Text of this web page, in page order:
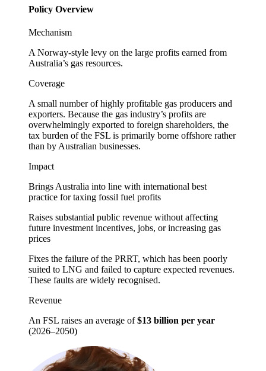
Policy Overview​​​​‌ ‍ ​‍​‍‌‍ ‌ ​‍‌‍‍‌‌‍‌ ‌‍‍‌‌‍ ‍​‍​‍​ ‍‍​‍​‍‌ ​ ‌‍​‌‌‍ ‍‌‍‍‌‌ ‌​‌ ‍‌​‍ ‍‌‍‍‌‌‍ ​‍​‍​‍ ​​‍​‍‌‍‍​‌ ​‍‌‍‌‌‌‍‌‍​‍​‍​ ‍‍​‍​‍‌‍‍​‌ ‌​‌ ‌​‌ ​​​ ‍‍​‍ ​‍ ‌‍ ​‌‍ ‌‍​ ‌‍​‌‌‍ ​‌‍‍​‌‍ ‌ ​ ‌ ‌​​ ‍‍​ ​ ​ ​ ​ ​ ​ ​ ​‍ ‌‍‍‌‌‍ ‍‌ ‌​‌‍‌‌‌‍ ‍‌ ‌​​‍ ‌‍‌‌‌‍‌​‌‍‍‌‌ ‌​​‍ ‌‍ ‌‌‍ ‌‍‌​‌‍‌‌​ ‌‌ ​​‌ ​‍‌‍‌‌‌ ​ ‌‍‌‌‌‍ ‍‌ ‌​‌‍​‌‌ ‌​‌‍‍‌‌‍ ‌‍ ‍​ ‍ ‌‍‍‌‌‍‌​​ ‌​ ​ ​ ​‍​ ​​‌‍‌​​ ​​‌‍‌‌​ ‍​‌‍​‌​‍ ‌​ ‌​​ ​‌​ ​‍‌‍​‌​‍ ‌​ ‌​​ ‌​​ ‌‌​ ​ ​‍ ‌‌‍​‍​ ​‌​ ‌​​ ​ ​‍ ‌​ ‌‍‌‍‌‌‌‍‌‌‌‍‌​​ ‌ ‌‍​‍‌‍​ ‌‍​‌‌‍‌‍​ ‌‌‌‍​ ‌‍‌‍​ ‍ ‌ ‌​‌ ‍‌‌ ​​‌‍‌‌​ ‌‌‍ ‍‌‍‌‌‌ ‌ ‌ ​ ​ ‍ ‌ ​​‌‍​‌‌ ‌​‌‍‍​​ ‌‌‍​ ‌‍ ‌‍ ‍‌ ‌​‌‍‌‌‌‍ ‍‌ ‌​​‍‌‌​ ‌‌‌​​‍‌‌ ‌‍‍ ‌‍‌‌‌ ‍‌​‍‌‌​ ​ ‌​‌​​‍‌‌​ ​ ‌​‌​​‍‌‌​ ​‍​ ​‍​ ‌​​ ‍​​ ​‌​ ​ ​ ​‌​ ​ ​ ‌ ‌‍​ ​ ​‌​ ‌​​ ​ ‌‍​‌​‍‌‌​ ​‍​ ​‍​‍‌‌​ ‌‌‌​‌​​‍ ‍‌ ‌​‌‍‍‌‌ ‌​‌‍ ​‌‍‌‌​ ‌‍​‍‌‍​‌‌ ​ ‌‍‌‌‌‌‌‌‌ ​‍‌‍ ​​ ‌‌‍‍​‌ ‌​‌ ‌​‌ ​​​‍‌‌​ ​ ‌​​‌​‍‌‌​ ​‍‌​‌‍​‍‌‌​ ​‍‌​‌‍‌‍ ​‌‍ ‌‍​ ‌‍​‌‌‍ ​‌‍‍​‌‍ ‌ ​ ‌ ‌​​‍‌‌​ ​ ‌​​‌​ ​ ​ ​ ​ ​ ​ ​ ​‍‌‍‌‍‍‌‌‍‌​​ ‌​ ​ ​ ​‍​ ​​‌‍‌​​ ​​‌‍‌‌​ ‍​‌‍​‌​‍ ‌​ ‌​​ ​‌​ ​‍‌‍​‌​‍ ‌​ ‌​​ ‌​​ ‌‌​ ​ ​‍ ‌‌‍​‍​ ​‌​ ‌​​ ​ ​‍ ‌​ ‌‍‌‍‌‌‌‍‌‌‌‍‌​​ ‌ ‌‍​‍‌‍​ ‌‍​‌‌‍‌‍​ ‌‌‌‍​ ‌‍‌‍​‍‌‍‌ ‌​‌ ‍‌‌ ​​‌‍‌‌​ ‌‌‍ ‍‌‍‌‌‌ ‌ ‌ ​ ​‍‌‍‌ ​​‌‍​‌‌ ‌​‌‍‍​​ ‌‌‍​ ‌‍ ‌‍ ‍‌ ‌​‌‍‌‌‌‍ ‍‌ ‌​​‍‌‌​ ‌‌‌​​‍‌‌ ‌‍‍ ‌‍‌‌‌ ‍‌​‍‌‌​ ​ ‌​‌​​‍‌‌​ ​ ‌​‌​​‍‌‌​ ​‍​ ​‍​ ‌​​ ‍​​ ​‌​ ​ ​ ​‌​ ​ ​ ‌ ‌‍​ ​ ​‌​ ‌​​ ​ ‌‍​‌​‍‌‌​ ​‍​ ​‍​‍‌‌​ ‌‌‌​‌​​‍ ‍‌ ‌​‌‍‍‌‌ ‌​‌‍ ​‌‍‌‌​‍‌‍‌ ​​‌‍‌‌‌ ​‍‌ ​ ‌ ​​‌‍‌‌‌‍​ ‌ ‌​‌‍‍‌‌ ‌‍‌‍‌‌​ ‌‌ ​​‌ ‌‌‌‍​‍‌‍ ​‌‍‍‌‌ ​ ‌‍‍​‌‍‌‌‌‍‌​​‍​‍‌ ‌
Mechanism
A Norway-style levy on the large profits earned from
Australia’s gas resources.​​​​‌ ‍ ​‍​‍‌‍ ‌ ​‍‌‍‍‌‌‍‌ ‌‍‍‌‌‍ ‍​‍​‍​ ‍‍​‍​‍‌ ​ ‌‍​‌‌‍ ‍‌‍‍‌‌ ‌​‌ ‍‌​‍ ‍‌‍‍‌‌‍ ​‍​‍​‍ ​​‍​‍‌‍‍​‌ ​‍‌‍‌‌‌‍‌‍​‍​‍​ ‍‍​‍​‍‌‍‍​‌ ‌​‌ ‌​‌ ​​​ ‍‍​‍ ​‍ ‌‍ ​‌‍ ‌‍​ ‌‍​‌‌‍ ​‌‍‍​‌‍ ‌ ​ ‌ ‌​​ ‍‍​ ​ ​ ​ ​ ​ ​ ​ ​‍ ‌‍‍‌‌‍ ‍‌ ‌​‌‍‌‌‌‍ ‍‌ ‌​​‍ ‌‍‌‌‌‍‌​‌‍‍‌‌ ‌​​‍ ‌‍ ‌‌‍ ‌‍‌​‌‍‌‌​ ‌‌ ​​‌ ​‍‌‍‌‌‌ ​ ‌‍‌‌‌‍ ‍‌ ‌​‌‍​‌‌ ‌​‌‍‍‌‌‍ ‌‍ ‍​ ‍ ‌‍‍‌‌‍‌​​ ‌​ ​ ​ ​‍​ ​​‌‍‌​​ ​​‌‍‌‌​ ‍​‌‍​‌​‍ ‌​ ‌​​ ​‌​ ​‍‌‍​‌​‍ ‌​ ‌​​ ‌​​ ‌‌​ ​ ​‍ ‌‌‍​‍​ ​‌​ ‌​​ ​ ​‍ ‌​ ‌‍‌‍‌‌‌‍‌‌‌‍‌​​ ‌ ‌‍​‍‌‍​ ‌‍​‌‌‍‌‍​ ‌‌‌‍​ ‌‍‌‍​ ‍ ‌ ‌​‌ ‍‌‌ ​​‌‍‌‌​ ‌‌‍ ‍‌‍‌‌‌ ‌ ‌ ​ ​ ‍ ‌ ​​‌‍​‌‌ ‌​‌‍‍​​ ‌‌‍​ ‌‍ ‌‍ ‍‌ ‌​‌‍‌‌‌‍ ‍‌ ‌​​‍‌‌​ ‌‌‌​​‍‌‌ ‌‍‍ ‌‍‌‌‌ ‍‌​‍‌‌​ ​ ‌​‌​​‍‌‌​ ​ ‌​‌​​‍‌‌​ ​‍​ ​‍​ ‌​​ ‍​​ ​‌​ ​ ​ ​‌​ ​ ​ ‌ ‌‍​ ​ ​‌​ ‌​​ ​ ‌‍​‌​‍‌‌​ ​‍​ ​‍​‍‌‌​ ‌‌‌​‌​​‍ ‍‌ ​‍‌‍ ‌ ‌ ‌ ​ ​‍‌‌​ ‌‌‌​​‍‌‌ ‌‍‍ ‌‍‌‌‌ ‍‌​‍‌‌​ ​ ‌​‌​​‍‌‌​ ​ ‌​‌​​‍‌‌​ ​‍​ ​‍​ ‌ ​ ‌‌​ ​‍​ ‌​​ ‍‌‌‍‌‌‌‍‌‌‌‍​‌‌‍‌‌​ ‍​​ ​ ​ ​‌​‍‌‌​ ​‍​ ​‍​‍‌‌​ ‌‌‌​‌​​‍ ‍‌ ‌‍‌‍​‌‌‍ ​‌ ‌‌‌‍‌‌​‍‌‌​ ‌‌‌​​‍‌‌ ‌‍‍ ‌‍‌‌‌ ‍‌​‍‌‌​ ​ ‌​‌​​‍‌‌​ ​ ‌​‌​​‍‌‌​ ​‍​ ​‍​ ​‍‌‍‌​​ ​ ​ ‌ ​ ‌ ​ ‌‌‌‍‌‍​ ‌ ​ ​‌​ ‌ ‌‍​‍​ ‍‌​‍‌‌​ ​‍​ ​‍​‍‌‌​ ‌‌‌​‌​​‍ ‍‌‍​ ‌‍‍​‌‍‍‌‌‍ ​‌‍‌​‌ ​‍‌‍‌‌‌‍ ‍​‍‌‌​ ‌‌‌​​‍‌‌ ‌‍‍ ‌‍‌‌‌ ‍‌​‍‌‌​ ​ ‌​‌​​‍‌‌​ ​ ‌​‌​​‍‌‌​ ​‍​ ​‍​ ‌‌​ ‌‍‌‍​‌​ ​‍‌‍​‍‌‍‌‌​ ​ ‌‍​‍​ ‌​​ ‍​‌‍‌‌​ ‌‌​‍‌‌​ ​‍​ ​‍​‍‌‌​ ‌‌‌​‌​​‍ ‍‌ ‌​‌‍‌‌‌ ‍​‌ ‌​​ ‌‍​‍‌‍​‌‌ ​ ‌‍‌‌‌‌‌‌‌ ​‍‌‍ ​​ ‌‌‍‍​‌ ‌​‌ ‌​‌ ​​​‍‌‌​ ​ ‌​​‌​‍‌‌​ ​‍‌​‌‍​‍‌‌​ ​‍‌​‌‍‌‍ ​‌‍ ‌‍​ ‌‍​‌‌‍ ​‌‍‍​‌‍ ‌ ​ ‌ ‌​​‍‌‌​ ​ ‌​​‌​ ​ ​ ​ ​ ​ ​ ​ ​‍‌‍‌‍‍‌‌‍‌​​ ‌​ ​ ​ ​‍​ ​​‌‍‌​​ ​​‌‍‌‌​ ‍​‌‍​‌​‍ ‌​ ‌​​ ​‌​ ​‍‌‍​‌​‍ ‌​ ‌​​ ‌​​ ‌‌​ ​ ​‍ ‌‌‍​‍​ ​‌​ ‌​​ ​ ​‍ ‌​ ‌‍‌‍‌‌‌‍‌‌‌‍‌​​ ‌ ‌‍​‍‌‍​ ‌‍​‌‌‍‌‍​ ‌‌‌‍​ ‌‍‌‍​‍‌‍‌ ‌​‌ ‍‌‌ ​​‌‍‌‌​ ‌‌‍ ‍‌‍‌‌‌ ‌ ‌ ​ ​‍‌‍‌ ​​‌‍​‌‌ ‌​‌‍‍​​ ‌‌‍​ ‌‍ ‌‍ ‍‌ ‌​‌‍‌‌‌‍ ‍‌ ‌​​‍‌‌​ ‌‌‌​​‍‌‌ ‌‍‍ ‌‍‌‌‌ ‍‌​‍‌‌​ ​ ‌​‌​​‍‌‌​ ​ ‌​‌​​‍‌‌​ ​‍​ ​‍​ ‌​​ ‍​​ ​‌​ ​ ​ ​‌​ ​ ​ ‌ ‌‍​ ​ ​‌​ ‌​​ ​ ‌‍​‌​‍‌‌​ ​‍​ ​‍​‍‌‌​ ‌‌‌​‌​​‍ ‍‌ ​‍‌‍ ‌ ‌ ‌ ​ ​‍‌‌​ ‌‌‌​​‍‌‌ ‌‍‍ ‌‍‌‌‌ ‍‌​‍‌‌​ ​ ‌​‌​​‍‌‌​ ​ ‌​‌​​‍‌‌​ ​‍​ ​‍​ ‌ ​ ‌‌​ ​‍​ ‌​​ ‍‌‌‍‌‌‌‍‌‌‌‍​‌‌‍‌‌​ ‍​​ ​ ​ ​‌​‍‌‌​ ​‍​ ​‍​‍‌‌​ ‌‌‌​‌​​‍ ‍‌ ‌‍‌‍​‌‌‍ ​‌ ‌‌‌‍‌‌​‍‌‌​ ‌‌‌​​‍‌‌ ‌‍‍ ‌‍‌‌‌ ‍‌​‍‌‌​ ​ ‌​‌​​‍‌‌​ ​ ‌​‌​​‍‌‌​ ​‍​ ​‍​ ​‍‌‍‌​​ ​ ​ ‌ ​ ‌ ​ ‌‌‌‍‌‍​ ‌ ​ ​‌​ ‌ ‌‍​‍​ ‍‌​‍‌‌​ ​‍​ ​‍​‍‌‌​ ‌‌‌​‌​​‍ ‍‌‍​ ‌‍‍​‌‍‍‌‌‍ ​‌‍‌​‌ ​‍‌‍‌‌‌‍ ‍​‍‌‌​ ‌‌‌​​‍‌‌ ‌‍‍ ‌‍‌‌‌ ‍‌​‍‌‌​ ​ ‌​‌​​‍‌‌​ ​ ‌​‌​​‍‌‌​ ​‍​ ​‍​ ‌‌​ ‌‍‌‍​‌​ ​‍‌‍​‍‌‍‌‌​ ​ ‌‍​‍​ ‌​​ ‍​‌‍‌‌​ ‌‌​‍‌‌​ ​‍​ ​‍​‍‌‌​ ‌‌‌​‌​​‍ ‍‌ ‌​‌‍‌‌‌ ‍​‌ ‌​​‍‌‍‌ ​​‌‍‌‌‌ ​‍‌ ​ ‌ ​​‌‍‌‌‌‍​ ‌ ‌​‌‍‍‌‌ ‌‍‌‍‌‌​ ‌‌ ​​‌ ‌‌‌‍​‍‌‍ ​‌‍‍‌‌ ​ ‌‍‍​‌‍‌‌‌‍‌​​‍​‍‌ ‌
Coverage
A small number of highly profitable gas producers and
exporters. Because the gas industry’s profits are
overwhelmingly exported to foreign shareholders, the
tax burden of the FSL is primarily borne offshore rather
than by Australian businesses.​​​​‌ ‍ ​‍​‍‌‍ ‌ ​‍‌‍‍‌‌‍‌ ‌‍‍‌‌‍ ‍​‍​‍​ ‍‍​‍​‍‌ ​ ‌‍​‌‌‍ ‍‌‍‍‌‌ ‌​‌ ‍‌​‍ ‍‌‍‍‌‌‍ ​‍​‍​‍ ​​‍​‍‌‍‍​‌ ​‍‌‍‌‌‌‍‌‍​‍​‍​ ‍‍​‍​‍‌‍‍​‌ ‌​‌ ‌​‌ ​​​ ‍‍​‍ ​‍ ‌‍ ​‌‍ ‌‍​ ‌‍​‌‌‍ ​‌‍‍​‌‍ ‌ ​ ‌ ‌​​ ‍‍​ ​ ​ ​ ​ ​ ​ ​ ​‍ ‌‍‍‌‌‍ ‍‌ ‌​‌‍‌‌‌‍ ‍‌ ‌​​‍ ‌‍‌‌‌‍‌​‌‍‍‌‌ ‌​​‍ ‌‍ ‌‌‍ ‌‍‌​‌‍‌‌​ ‌‌ ​​‌ ​‍‌‍‌‌‌ ​ ‌‍‌‌‌‍ ‍‌ ‌​‌‍​‌‌ ‌​‌‍‍‌‌‍ ‌‍ ‍​ ‍ ‌‍‍‌‌‍‌​​ ‌​ ​ ​ ​‍​ ​​‌‍‌​​ ​​‌‍‌‌​ ‍​‌‍​‌​‍ ‌​ ‌​​ ​‌​ ​‍‌‍​‌​‍ ‌​ ‌​​ ‌​​ ‌‌​ ​ ​‍ ‌‌‍​‍​ ​‌​ ‌​​ ​ ​‍ ‌​ ‌‍‌‍‌‌‌‍‌‌‌‍‌​​ ‌ ‌‍​‍‌‍​ ‌‍​‌‌‍‌‍​ ‌‌‌‍​ ‌‍‌‍​ ‍ ‌ ‌​‌ ‍‌‌ ​​‌‍‌‌​ ‌‌‍ ‍‌‍‌‌‌ ‌ ‌ ​ ​ ‍ ‌ ​​‌‍​‌‌ ‌​‌‍‍​​ ‌‌‍​ ‌‍ ‌‍ ‍‌ ‌​‌‍‌‌‌‍ ‍‌ ‌​​‍‌‌​ ‌‌‌​​‍‌‌ ‌‍‍ ‌‍‌‌‌ ‍‌​‍‌‌​ ​ ‌​‌​​‍‌‌​ ​ ‌​‌​​‍‌‌​ ​‍​ ​‍​ ‌​​ ‍​​ ​‌​ ​ ​ ​‌​ ​ ​ ‌ ‌‍​ ​ ​‌​ ‌​​ ​ ‌‍​‌​‍‌‌​ ​‍​ ​‍​‍‌‌​ ‌‌‌​‌​​‍ ‍‌ ​‍‌‍ ‌ ‌ ‌ ​ ​‍‌‌​ ‌‌‌​​‍‌‌ ‌‍‍ ‌‍‌‌‌ ‍‌​‍‌‌​ ​ ‌​‌​​‍‌‌​ ​ ‌​‌​​‍‌‌​ ​‍​ ​‍​ ​‍​ ​‌​ ‌‍​ ​‍‌‍​ ​ ​‍​ ‍‌​ ‍​​ ‍‌​ ​‍​ ​​​ ‌‌​‍‌‌​ ​‍​ ​‍​‍‌‌​ ‌‌‌​‌​​‍ ‍‌ ‌‍‌‍​‌‌‍ ​‌ ‌‌‌‍‌‌​‍‌‌​ ‌‌‌​​‍‌‌ ‌‍‍ ‌‍‌‌‌ ‍‌​‍‌‌​ ​ ‌​‌​​‍‌‌​ ​ ‌​‌​​‍‌‌​ ​‍​ ​‍​ ​‍​ ‌ ​ ​‌​ ​ ​ ‌ ​ ‍‌‌‍​‌​ ‌​‌‍‌‍‌‍‌‌​ ​‍‌‍​‌​‍‌‌​ ​‍​ ​‍​‍‌‌​ ‌‌‌​‌​​‍ ‍‌‍​ ‌‍‍​‌‍‍‌‌‍ ​‌‍‌​‌ ​‍‌‍‌‌‌‍ ‍​‍‌‌​ ‌‌‌​​‍‌‌ ‌‍‍ ‌‍‌‌‌ ‍‌​‍‌‌​ ​ ‌​‌​​‍‌‌​ ​ ‌​‌​​‍‌‌​ ​‍​ ​‍​ ​‌‌‍‌‍‌‍‌‍‌‍‌‌​ ​ ‌‍​ ​ ​ ​ ​​​ ‌‌​ ​‌‌‍‌​​ ‌‍​‍‌‌​ ​‍​ ​‍​‍‌‌​ ‌‌‌​‌​​‍ ‍‌ ‌​‌‍‌‌‌ ‍​‌ ‌​​ ‌‍​‍‌‍​‌‌ ​ ‌‍‌‌‌‌‌‌‌ ​‍‌‍ ​​ ‌‌‍‍​‌ ‌​‌ ‌​‌ ​​​‍‌‌​ ​ ‌​​‌​‍‌‌​ ​‍‌​‌‍​‍‌‌​ ​‍‌​‌‍‌‍ ​‌‍ ‌‍​ ‌‍​‌‌‍ ​‌‍‍​‌‍ ‌ ​ ‌ ‌​​‍‌‌​ ​ ‌​​‌​ ​ ​ ​ ​ ​ ​ ​ ​‍‌‍‌‍‍‌‌‍‌​​ ‌​ ​ ​ ​‍​ ​​‌‍‌​​ ​​‌‍‌‌​ ‍​‌‍​‌​‍ ‌​ ‌​​ ​‌​ ​‍‌‍​‌​‍ ‌​ ‌​​ ‌​​ ‌‌​ ​ ​‍ ‌‌‍​‍​ ​‌​ ‌​​ ​ ​‍ ‌​ ‌‍‌‍‌‌‌‍‌‌‌‍‌​​ ‌ ‌‍​‍‌‍​ ‌‍​‌‌‍‌‍​ ‌‌‌‍​ ‌‍‌‍​‍‌‍‌ ‌​‌ ‍‌‌ ​​‌‍‌‌​ ‌‌‍ ‍‌‍‌‌‌ ‌ ‌ ​ ​‍‌‍‌ ​​‌‍​‌‌ ‌​‌‍‍​​ ‌‌‍​ ‌‍ ‌‍ ‍‌ ‌​‌‍‌‌‌‍ ‍‌ ‌​​‍‌‌​ ‌‌‌​​‍‌‌ ‌‍‍ ‌‍‌‌‌ ‍‌​‍‌‌​ ​ ‌​‌​​‍‌‌​ ​ ‌​‌​​‍‌‌​ ​‍​ ​‍​ ‌​​ ‍​​ ​‌​ ​ ​ ​‌​ ​ ​ ‌ ‌‍​ ​ ​‌​ ‌​​ ​ ‌‍​‌​‍‌‌​ ​‍​ ​‍​‍‌‌​ ‌‌‌​‌​​‍ ‍‌ ​‍‌‍ ‌ ‌ ‌ ​ ​‍‌‌​ ‌‌‌​​‍‌‌ ‌‍‍ ‌‍‌‌‌ ‍‌​‍‌‌​ ​ ‌​‌​​‍‌‌​ ​ ‌​‌​​‍‌‌​ ​‍​ ​‍​ ​‍​ ​‌​ ‌‍​ ​‍‌‍​ ​ ​‍​ ‍‌​ ‍​​ ‍‌​ ​‍​ ​​​ ‌‌​‍‌‌​ ​‍​ ​‍​‍‌‌​ ‌‌‌​‌​​‍ ‍‌ ‌‍‌‍​‌‌‍ ​‌ ‌‌‌‍‌‌​‍‌‌​ ‌‌‌​​‍‌‌ ‌‍‍ ‌‍‌‌‌ ‍‌​‍‌‌​ ​ ‌​‌​​‍‌‌​ ​ ‌​‌​​‍‌‌​ ​‍​ ​‍​ ​‍​ ‌ ​ ​‌​ ​ ​ ‌ ​ ‍‌‌‍​‌​ ‌​‌‍‌‍‌‍‌‌​ ​‍‌‍​‌​‍‌‌​ ​‍​ ​‍​‍‌‌​ ‌‌‌​‌​​‍ ‍‌‍​ ‌‍‍​‌‍‍‌‌‍ ​‌‍‌​‌ ​‍‌‍‌‌‌‍ ‍​‍‌‌​ ‌‌‌​​‍‌‌ ‌‍‍ ‌‍‌‌‌ ‍‌​‍‌‌​ ​ ‌​‌​​‍‌‌​ ​ ‌​‌​​‍‌‌​ ​‍​ ​‍​ ​‌‌‍‌‍‌‍‌‍‌‍‌‌​ ​ ‌‍​ ​ ​ ​ ​​​ ‌‌​ ​‌‌‍‌​​ ‌‍​‍‌‌​ ​‍​ ​‍​‍‌‌​ ‌‌‌​‌​​‍ ‍‌ ‌​‌‍‌‌‌ ‍​‌ ‌​​‍‌‍‌ ​​‌‍‌‌‌ ​‍‌ ​ ‌ ​​‌‍‌‌‌‍​ ‌ ‌​‌‍‍‌‌ ‌‍‌‍‌‌​ ‌‌ ​​‌ ‌‌‌‍​‍‌‍ ​‌‍‍‌‌ ​ ‌‍‍​‌‍‌‌‌‍‌​​‍​‍‌ ‌
Impact
Brings Australia into line with international best
practice for taxing fossil fuel profits​​​​‌ ‍ ​‍​‍‌‍ ‌ ​‍‌‍‍‌‌‍‌ ‌‍‍‌‌‍ ‍​‍​‍​ ‍‍​‍​‍‌ ​ ‌‍​‌‌‍ ‍‌‍‍‌‌ ‌​‌ ‍‌​‍ ‍‌‍‍‌‌‍ ​‍​‍​‍ ​​‍​‍‌‍‍​‌ ​‍‌‍‌‌‌‍‌‍​‍​‍​ ‍‍​‍​‍‌‍‍​‌ ‌​‌ ‌​‌ ​​​ ‍‍​‍ ​‍ ‌‍ ​‌‍ ‌‍​ ‌‍​‌‌‍ ​‌‍‍​‌‍ ‌ ​ ‌ ‌​​ ‍‍​ ​ ​ ​ ​ ​ ​ ​ ​‍ ‌‍‍‌‌‍ ‍‌ ‌​‌‍‌‌‌‍ ‍‌ ‌​​‍ ‌‍‌‌‌‍‌​‌‍‍‌‌ ‌​​‍ ‌‍ ‌‌‍ ‌‍‌​‌‍‌‌​ ‌‌ ​​‌ ​‍‌‍‌‌‌ ​ ‌‍‌‌‌‍ ‍‌ ‌​‌‍​‌‌ ‌​‌‍‍‌‌‍ ‌‍ ‍​ ‍ ‌‍‍‌‌‍‌​​ ‌​ ​ ​ ​‍​ ​​‌‍‌​​ ​​‌‍‌‌​ ‍​‌‍​‌​‍ ‌​ ‌​​ ​‌​ ​‍‌‍​‌​‍ ‌​ ‌​​ ‌​​ ‌‌​ ​ ​‍ ‌‌‍​‍​ ​‌​ ‌​​ ​ ​‍ ‌​ ‌‍‌‍‌‌‌‍‌‌‌‍‌​​ ‌ ‌‍​‍‌‍​ ‌‍​‌‌‍‌‍​ ‌‌‌‍​ ‌‍‌‍​ ‍ ‌ ‌​‌ ‍‌‌ ​​‌‍‌‌​ ‌‌‍ ‍‌‍‌‌‌ ‌ ‌ ​ ​ ‍ ‌ ​​‌‍​‌‌ ‌​‌‍‍​​ ‌‌‍​ ‌‍ ‌‍ ‍‌ ‌​‌‍‌‌‌‍ ‍‌ ‌​​‍‌‌​ ‌‌‌​​‍‌‌ ‌‍‍ ‌‍‌‌‌ ‍‌​‍‌‌​ ​ ‌​‌​​‍‌‌​ ​ ‌​‌​​‍‌‌​ ​‍​ ​‍​ ‌​​ ‍​​ ​‌​ ​ ​ ​‌​ ​ ​ ‌ ‌‍​ ​ ​‌​ ‌​​ ​ ‌‍​‌​‍‌‌​ ​‍​ ​‍​‍‌‌​ ‌‌‌​‌​​‍ ‍‌ ​‍‌‍ ‌ ‌ ‌ ​ ​‍‌‌​ ‌‌‌​​‍‌‌ ‌‍‍ ‌‍‌‌‌ ‍‌​‍‌‌​ ​ ‌​‌​​‍‌‌​ ​ ‌​‌​​‍‌‌​ ​‍​ ​‍‌‍‌‌‌‍‌‌​ ​​​ ​‍‌‍‌‍​ ‌​​ ​ ​ ‌​‌‍​‌‌‍​ ​ ​‍​ ​ ​‍‌‌​ ​‍​ ​‍​‍‌‌​ ‌‌‌​‌​​‍ ‍‌ ‌‍‌‍​‌‌‍ ​‌ ‌‌‌‍‌‌​‍‌‌​ ‌‌‌​​‍‌‌ ‌‍‍ ‌‍‌‌‌ ‍‌​‍‌‌​ ​ ‌​‌​​‍‌‌​ ​ ‌​‌​​‍‌‌​ ​‍​ ​‍‌‍​‍​ ‍‌‌‍‌‍​ ‌​‌‍‌‌​ ‍​​ ​ ‌‍​‌​ ‍‌​ ​ ‌‍​‍​ ‍​​‍‌‌​ ​‍​ ​‍​‍‌‌​ ‌‌‌​‌​​‍ ‍‌‍​ ‌‍‍​‌‍‍‌‌‍ ​‌‍‌​‌ ​‍‌‍‌‌‌‍ ‍​‍‌‌​ ‌‌‌​​‍‌‌ ‌‍‍ ‌‍‌‌‌ ‍‌​‍‌‌​ ​ ‌​‌​​‍‌‌​ ​ ‌​‌​​‍‌‌​ ​‍​ ​‍​ ‌ ​ ​​‌‍‌‌​ ‍​​ ​ ‌‍​‍‌‍​‌​ ‌ ​ ‌​​ ‌ ​ ‌‍‌‍‌​​‍‌‌​ ​‍​ ​‍​‍‌‌​ ‌‌‌​‌​​‍ ‍‌ ‌​‌‍‌‌‌ ‍​‌ ‌​​ ‌‍​‍‌‍​‌‌ ​ ‌‍‌‌‌‌‌‌‌ ​‍‌‍ ​​ ‌‌‍‍​‌ ‌​‌ ‌​‌ ​​​‍‌‌​ ​ ‌​​‌​‍‌‌​ ​‍‌​‌‍​‍‌‌​ ​‍‌​‌‍‌‍ ​‌‍ ‌‍​ ‌‍​‌‌‍ ​‌‍‍​‌‍ ‌ ​ ‌ ‌​​‍‌‌​ ​ ‌​​‌​ ​ ​ ​ ​ ​ ​ ​ ​‍‌‍‌‍‍‌‌‍‌​​ ‌​ ​ ​ ​‍​ ​​‌‍‌​​ ​​‌‍‌‌​ ‍​‌‍​‌​‍ ‌​ ‌​​ ​‌​ ​‍‌‍​‌​‍ ‌​ ‌​​ ‌​​ ‌‌​ ​ ​‍ ‌‌‍​‍​ ​‌​ ‌​​ ​ ​‍ ‌​ ‌‍‌‍‌‌‌‍‌‌‌‍‌​​ ‌ ‌‍​‍‌‍​ ‌‍​‌‌‍‌‍​ ‌‌‌‍​ ‌‍‌‍​‍‌‍‌ ‌​‌ ‍‌‌ ​​‌‍‌‌​ ‌‌‍ ‍‌‍‌‌‌ ‌ ‌ ​ ​‍‌‍‌ ​​‌‍​‌‌ ‌​‌‍‍​​ ‌‌‍​ ‌‍ ‌‍ ‍‌ ‌​‌‍‌‌‌‍ ‍‌ ‌​​‍‌‌​ ‌‌‌​​‍‌‌ ‌‍‍ ‌‍‌‌‌ ‍‌​‍‌‌​ ​ ‌​‌​​‍‌‌​ ​ ‌​‌​​‍‌‌​ ​‍​ ​‍​ ‌​​ ‍​​ ​‌​ ​ ​ ​‌​ ​ ​ ‌ ‌‍​ ​ ​‌​ ‌​​ ​ ‌‍​‌​‍‌‌​ ​‍​ ​‍​‍‌‌​ ‌‌‌​‌​​‍ ‍‌ ​‍‌‍ ‌ ‌ ‌ ​ ​‍‌‌​ ‌‌‌​​‍‌‌ ‌‍‍ ‌‍‌‌‌ ‍‌​‍‌‌​ ​ ‌​‌​​‍‌‌​ ​ ‌​‌​​‍‌‌​ ​‍​ ​‍‌‍‌‌‌‍‌‌​ ​​​ ​‍‌‍‌‍​ ‌​​ ​ ​ ‌​‌‍​‌‌‍​ ​ ​‍​ ​ ​‍‌‌​ ​‍​ ​‍​‍‌‌​ ‌‌‌​‌​​‍ ‍‌ ‌‍‌‍​‌‌‍ ​‌ ‌‌‌‍‌‌​‍‌‌​ ‌‌‌​​‍‌‌ ‌‍‍ ‌‍‌‌‌ ‍‌​‍‌‌​ ​ ‌​‌​​‍‌‌​ ​ ‌​‌​​‍‌‌​ ​‍​ ​‍‌‍​‍​ ‍‌‌‍‌‍​ ‌​‌‍‌‌​ ‍​​ ​ ‌‍​‌​ ‍‌​ ​ ‌‍​‍​ ‍​​‍‌‌​ ​‍​ ​‍​‍‌‌​ ‌‌‌​‌​​‍ ‍‌‍​ ‌‍‍​‌‍‍‌‌‍ ​‌‍‌​‌ ​‍‌‍‌‌‌‍ ‍​‍‌‌​ ‌‌‌​​‍‌‌ ‌‍‍ ‌‍‌‌‌ ‍‌​‍‌‌​ ​ ‌​‌​​‍‌‌​ ​ ‌​‌​​‍‌‌​ ​‍​ ​‍​ ‌ ​ ​​‌‍‌‌​ ‍​​ ​ ‌‍​‍‌‍​‌​ ‌ ​ ‌​​ ‌ ​ ‌‍‌‍‌​​‍‌‌​ ​‍​ ​‍​‍‌‌​ ‌‌‌​‌​​‍ ‍‌ ‌​‌‍‌‌‌ ‍​‌ ‌​​‍‌‍‌ ​​‌‍‌‌‌ ​‍‌ ​ ‌ ​​‌‍‌‌‌‍​ ‌ ‌​‌‍‍‌‌ ‌‍‌‍‌‌​ ‌‌ ​​‌ ‌‌‌‍​‍‌‍ ​‌‍‍‌‌ ​ ‌‍‍​‌‍‌‌‌‍‌​​‍​‍‌ ‌
Raises substantial public revenue without affecting
future investment incentives, jobs, or increasing gas
prices​​​​‌ ‍ ​‍​‍‌‍ ‌ ​‍‌‍‍‌‌‍‌ ‌‍‍‌‌‍ ‍​‍​‍​ ‍‍​‍​‍‌ ​ ‌‍​‌‌‍ ‍‌‍‍‌‌ ‌​‌ ‍‌​‍ ‍‌‍‍‌‌‍ ​‍​‍​‍ ​​‍​‍‌‍‍​‌ ​‍‌‍‌‌‌‍‌‍​‍​‍​ ‍‍​‍​‍‌‍‍​‌ ‌​‌ ‌​‌ ​​​ ‍‍​‍ ​‍ ‌‍ ​‌‍ ‌‍​ ‌‍​‌‌‍ ​‌‍‍​‌‍ ‌ ​ ‌ ‌​​ ‍‍​ ​ ​ ​ ​ ​ ​ ​ ​‍ ‌‍‍‌‌‍ ‍‌ ‌​‌‍‌‌‌‍ ‍‌ ‌​​‍ ‌‍‌‌‌‍‌​‌‍‍‌‌ ‌​​‍ ‌‍ ‌‌‍ ‌‍‌​‌‍‌‌​ ‌‌ ​​‌ ​‍‌‍‌‌‌ ​ ‌‍‌‌‌‍ ‍‌ ‌​‌‍​‌‌ ‌​‌‍‍‌‌‍ ‌‍ ‍​ ‍ ‌‍‍‌‌‍‌​​ ‌​ ​ ​ ​‍​ ​​‌‍‌​​ ​​‌‍‌‌​ ‍​‌‍​‌​‍ ‌​ ‌​​ ​‌​ ​‍‌‍​‌​‍ ‌​ ‌​​ ‌​​ ‌‌​ ​ ​‍ ‌‌‍​‍​ ​‌​ ‌​​ ​ ​‍ ‌​ ‌‍‌‍‌‌‌‍‌‌‌‍‌​​ ‌ ‌‍​‍‌‍​ ‌‍​‌‌‍‌‍​ ‌‌‌‍​ ‌‍‌‍​ ‍ ‌ ‌​‌ ‍‌‌ ​​‌‍‌‌​ ‌‌‍ ‍‌‍‌‌‌ ‌ ‌ ​ ​ ‍ ‌ ​​‌‍​‌‌ ‌​‌‍‍​​ ‌‌‍​ ‌‍ ‌‍ ‍‌ ‌​‌‍‌‌‌‍ ‍‌ ‌​​‍‌‌​ ‌‌‌​​‍‌‌ ‌‍‍ ‌‍‌‌‌ ‍‌​‍‌‌​ ​ ‌​‌​​‍‌‌​ ​ ‌​‌​​‍‌‌​ ​‍​ ​‍​ ‌​​ ‍​​ ​‌​ ​ ​ ​‌​ ​ ​ ‌ ‌‍​ ​ ​‌​ ‌​​ ​ ‌‍​‌​‍‌‌​ ​‍​ ​‍​‍‌‌​ ‌‌‌​‌​​‍ ‍‌ ​‍‌‍ ‌ ‌ ‌ ​ ​‍‌‌​ ‌‌‌​​‍‌‌ ‌‍‍ ‌‍‌‌‌ ‍‌​‍‌‌​ ​ ‌​‌​​‍‌‌​ ​ ‌​‌​​‍‌‌​ ​‍​ ​‍‌‍‌‌‌‍‌‌​ ​​​ ​‍‌‍‌‍​ ‌​​ ​ ​ ‌​‌‍​‌‌‍​ ​ ​‍​ ​ ​‍‌‌​ ​‍​ ​‍​‍‌‌​ ‌‌‌​‌​​‍ ‍‌ ‌‍‌‍​‌‌‍ ​‌ ‌‌‌‍‌‌​‍‌‌​ ‌‌‌​​‍‌‌ ‌‍‍ ‌‍‌‌‌ ‍‌​‍‌‌​ ​ ‌​‌​​‍‌‌​ ​ ‌​‌​​‍‌‌​ ​‍​ ​‍‌‍‌‍​ ​​‌‍​ ‌‍‌​‌‍‌‌​ ‌​​ ​‌‌‍‌‍​ ​‍‌‍‌‍‌‍‌​​ ‍‌​‍‌‌​ ​‍​ ​‍​‍‌‌​ ‌‌‌​‌​​‍ ‍‌‍​ ‌‍‍​‌‍‍‌‌‍ ​‌‍‌​‌ ​‍‌‍‌‌‌‍ ‍​‍‌‌​ ‌‌‌​​‍‌‌ ‌‍‍ ‌‍‌‌‌ ‍‌​‍‌‌​ ​ ‌​‌​​‍‌‌​ ​ ‌​‌​​‍‌‌​ ​‍​ ​‍​ ‌ ​ ​​‌‍‌‌​ ‍​​ ​ ‌‍​‍‌‍​‌​ ‌ ​ ‌​​ ‌ ​ ‌‍‌‍‌​​‍‌‌​ ​‍​ ​‍​‍‌‌​ ‌‌‌​‌​​‍ ‍‌ ‌​‌‍‌‌‌ ‍​‌ ‌​​ ‌‍​‍‌‍​‌‌ ​ ‌‍‌‌‌‌‌‌‌ ​‍‌‍ ​​ ‌‌‍‍​‌ ‌​‌ ‌​‌ ​​​‍‌‌​ ​ ‌​​‌​‍‌‌​ ​‍‌​‌‍​‍‌‌​ ​‍‌​‌‍‌‍ ​‌‍ ‌‍​ ‌‍​‌‌‍ ​‌‍‍​‌‍ ‌ ​ ‌ ‌​​‍‌‌​ ​ ‌​​‌​ ​ ​ ​ ​ ​ ​ ​ ​‍‌‍‌‍‍‌‌‍‌​​ ‌​ ​ ​ ​‍​ ​​‌‍‌​​ ​​‌‍‌‌​ ‍​‌‍​‌​‍ ‌​ ‌​​ ​‌​ ​‍‌‍​‌​‍ ‌​ ‌​​ ‌​​ ‌‌​ ​ ​‍ ‌‌‍​‍​ ​‌​ ‌​​ ​ ​‍ ‌​ ‌‍‌‍‌‌‌‍‌‌‌‍‌​​ ‌ ‌‍​‍‌‍​ ‌‍​‌‌‍‌‍​ ‌‌‌‍​ ‌‍‌‍​‍‌‍‌ ‌​‌ ‍‌‌ ​​‌‍‌‌​ ‌‌‍ ‍‌‍‌‌‌ ‌ ‌ ​ ​‍‌‍‌ ​​‌‍​‌‌ ‌​‌‍‍​​ ‌‌‍​ ‌‍ ‌‍ ‍‌ ‌​‌‍‌‌‌‍ ‍‌ ‌​​‍‌‌​ ‌‌‌​​‍‌‌ ‌‍‍ ‌‍‌‌‌ ‍‌​‍‌‌​ ​ ‌​‌​​‍‌‌​ ​ ‌​‌​​‍‌‌​ ​‍​ ​‍​ ‌​​ ‍​​ ​‌​ ​ ​ ​‌​ ​ ​ ‌ ‌‍​ ​ ​‌​ ‌​​ ​ ‌‍​‌​‍‌‌​ ​‍​ ​‍​‍‌‌​ ‌‌‌​‌​​‍ ‍‌ ​‍‌‍ ‌ ‌ ‌ ​ ​‍‌‌​ ‌‌‌​​‍‌‌ ‌‍‍ ‌‍‌‌‌ ‍‌​‍‌‌​ ​ ‌​‌​​‍‌‌​ ​ ‌​‌​​‍‌‌​ ​‍​ ​‍‌‍‌‌‌‍‌‌​ ​​​ ​‍‌‍‌‍​ ‌​​ ​ ​ ‌​‌‍​‌‌‍​ ​ ​‍​ ​ ​‍‌‌​ ​‍​ ​‍​‍‌‌​ ‌‌‌​‌​​‍ ‍‌ ‌‍‌‍​‌‌‍ ​‌ ‌‌‌‍‌‌​‍‌‌​ ‌‌‌​​‍‌‌ ‌‍‍ ‌‍‌‌‌ ‍‌​‍‌‌​ ​ ‌​‌​​‍‌‌​ ​ ‌​‌​​‍‌‌​ ​‍​ ​‍‌‍‌‍​ ​​‌‍​ ‌‍‌​‌‍‌‌​ ‌​​ ​‌‌‍‌‍​ ​‍‌‍‌‍‌‍‌​​ ‍‌​‍‌‌​ ​‍​ ​‍​‍‌‌​ ‌‌‌​‌​​‍ ‍‌‍​ ‌‍‍​‌‍‍‌‌‍ ​‌‍‌​‌ ​‍‌‍‌‌‌‍ ‍​‍‌‌​ ‌‌‌​​‍‌‌ ‌‍‍ ‌‍‌‌‌ ‍‌​‍‌‌​ ​ ‌​‌​​‍‌‌​ ​ ‌​‌​​‍‌‌​ ​‍​ ​‍​ ‌ ​ ​​‌‍‌‌​ ‍​​ ​ ‌‍​‍‌‍​‌​ ‌ ​ ‌​​ ‌ ​ ‌‍‌‍‌​​‍‌‌​ ​‍​ ​‍​‍‌‌​ ‌‌‌​‌​​‍ ‍‌ ‌​‌‍‌‌‌ ‍​‌ ‌​​‍‌‍‌ ​​‌‍‌‌‌ ​‍‌ ​ ‌ ​​‌‍‌‌‌‍​ ‌ ‌​‌‍‍‌‌ ‌‍‌‍‌‌​ ‌‌ ​​‌ ‌‌‌‍​‍‌‍ ​‌‍‍‌‌ ​ ‌‍‍​‌‍‌‌‌‍‌​​‍​‍‌ ‌
Fixes the failure of the PRRT, which has been poorly
suited to LNG and failed to capture expected revenues.
These faults are widely recognised.​​​​‌ ‍ ​‍​‍‌‍ ‌ ​‍‌‍‍‌‌‍‌ ‌‍‍‌‌‍ ‍​‍​‍​ ‍‍​‍​‍‌ ​ ‌‍​‌‌‍ ‍‌‍‍‌‌ ‌​‌ ‍‌​‍ ‍‌‍‍‌‌‍ ​‍​‍​‍ ​​‍​‍‌‍‍​‌ ​‍‌‍‌‌‌‍‌‍​‍​‍​ ‍‍​‍​‍‌‍‍​‌ ‌​‌ ‌​‌ ​​​ ‍‍​‍ ​‍ ‌‍ ​‌‍ ‌‍​ ‌‍​‌‌‍ ​‌‍‍​‌‍ ‌ ​ ‌ ‌​​ ‍‍​ ​ ​ ​ ​ ​ ​ ​ ​‍ ‌‍‍‌‌‍ ‍‌ ‌​‌‍‌‌‌‍ ‍‌ ‌​​‍ ‌‍‌‌‌‍‌​‌‍‍‌‌ ‌​​‍ ‌‍ ‌‌‍ ‌‍‌​‌‍‌‌​ ‌‌ ​​‌ ​‍‌‍‌‌‌ ​ ‌‍‌‌‌‍ ‍‌ ‌​‌‍​‌‌ ‌​‌‍‍‌‌‍ ‌‍ ‍​ ‍ ‌‍‍‌‌‍‌​​ ‌​ ​ ​ ​‍​ ​​‌‍‌​​ ​​‌‍‌‌​ ‍​‌‍​‌​‍ ‌​ ‌​​ ​‌​ ​‍‌‍​‌​‍ ‌​ ‌​​ ‌​​ ‌‌​ ​ ​‍ ‌‌‍​‍​ ​‌​ ‌​​ ​ ​‍ ‌​ ‌‍‌‍‌‌‌‍‌‌‌‍‌​​ ‌ ‌‍​‍‌‍​ ‌‍​‌‌‍‌‍​ ‌‌‌‍​ ‌‍‌‍​ ‍ ‌ ‌​‌ ‍‌‌ ​​‌‍‌‌​ ‌‌‍ ‍‌‍‌‌‌ ‌ ‌ ​ ​ ‍ ‌ ​​‌‍​‌‌ ‌​‌‍‍​​ ‌‌‍​ ‌‍ ‌‍ ‍‌ ‌​‌‍‌‌‌‍ ‍‌ ‌​​‍‌‌​ ‌‌‌​​‍‌‌ ‌‍‍ ‌‍‌‌‌ ‍‌​‍‌‌​ ​ ‌​‌​​‍‌‌​ ​ ‌​‌​​‍‌‌​ ​‍​ ​‍​ ‌​​ ‍​​ ​‌​ ​ ​ ​‌​ ​ ​ ‌ ‌‍​ ​ ​‌​ ‌​​ ​ ‌‍​‌​‍‌‌​ ​‍​ ​‍​‍‌‌​ ‌‌‌​‌​​‍ ‍‌ ​‍‌‍ ‌ ‌ ‌ ​ ​‍‌‌​ ‌‌‌​​‍‌‌ ‌‍‍ ‌‍‌‌‌ ‍‌​‍‌‌​ ​ ‌​‌​​‍‌‌​ ​ ‌​‌​​‍‌‌​ ​‍​ ​‍‌‍‌‌‌‍‌‌​ ​​​ ​‍‌‍‌‍​ ‌​​ ​ ​ ‌​‌‍​‌‌‍​ ​ ​‍​ ​ ​‍‌‌​ ​‍​ ​‍​‍‌‌​ ‌‌‌​‌​​‍ ‍‌ ‌‍‌‍​‌‌‍ ​‌ ‌‌‌‍‌‌​‍‌‌​ ‌‌‌​​‍‌‌ ‌‍‍ ‌‍‌‌‌ ‍‌​‍‌‌​ ​ ‌​‌​​‍‌‌​ ​ ‌​‌​​‍‌‌​ ​‍​ ​‍​ ‌ ​ ‌‌​ ‌‍‌‍‌‍​ ‌​‌‍‌​‌‍​ ‌‍​‍​ ‌‌‌‍​‍​ ‌​​ ‌ ​‍‌‌​ ​‍​ ​‍​‍‌‌​ ‌‌‌​‌​​‍ ‍‌‍​ ‌‍‍​‌‍‍‌‌‍ ​‌‍‌​‌ ​‍‌‍‌‌‌‍ ‍​‍‌‌​ ‌‌‌​​‍‌‌ ‌‍‍ ‌‍‌‌‌ ‍‌​‍‌‌​ ​ ‌​‌​​‍‌‌​ ​ ‌​‌​​‍‌‌​ ​‍​ ​‍​ ‌ ​ ​​‌‍‌‌​ ‍​​ ​ ‌‍​‍‌‍​‌​ ‌ ​ ‌​​ ‌ ​ ‌‍‌‍‌​​‍‌‌​ ​‍​ ​‍​‍‌‌​ ‌‌‌​‌​​‍ ‍‌ ‌​‌‍‌‌‌ ‍​‌ ‌​​ ‌‍​‍‌‍​‌‌ ​ ‌‍‌‌‌‌‌‌‌ ​‍‌‍ ​​ ‌‌‍‍​‌ ‌​‌ ‌​‌ ​​​‍‌‌​ ​ ‌​​‌​‍‌‌​ ​‍‌​‌‍​‍‌‌​ ​‍‌​‌‍‌‍ ​‌‍ ‌‍​ ‌‍​‌‌‍ ​‌‍‍​‌‍ ‌ ​ ‌ ‌​​‍‌‌​ ​ ‌​​‌​ ​ ​ ​ ​ ​ ​ ​ ​‍‌‍‌‍‍‌‌‍‌​​ ‌​ ​ ​ ​‍​ ​​‌‍‌​​ ​​‌‍‌‌​ ‍​‌‍​‌​‍ ‌​ ‌​​ ​‌​ ​‍‌‍​‌​‍ ‌​ ‌​​ ‌​​ ‌‌​ ​ ​‍ ‌‌‍​‍​ ​‌​ ‌​​ ​ ​‍ ‌​ ‌‍‌‍‌‌‌‍‌‌‌‍‌​​ ‌ ‌‍​‍‌‍​ ‌‍​‌‌‍‌‍​ ‌‌‌‍​ ‌‍‌‍​‍‌‍‌ ‌​‌ ‍‌‌ ​​‌‍‌‌​ ‌‌‍ ‍‌‍‌‌‌ ‌ ‌ ​ ​‍‌‍‌ ​​‌‍​‌‌ ‌​‌‍‍​​ ‌‌‍​ ‌‍ ‌‍ ‍‌ ‌​‌‍‌‌‌‍ ‍‌ ‌​​‍‌‌​ ‌‌‌​​‍‌‌ ‌‍‍ ‌‍‌‌‌ ‍‌​‍‌‌​ ​ ‌​‌​​‍‌‌​ ​ ‌​‌​​‍‌‌​ ​‍​ ​‍​ ‌​​ ‍​​ ​‌​ ​ ​ ​‌​ ​ ​ ‌ ‌‍​ ​ ​‌​ ‌​​ ​ ‌‍​‌​‍‌‌​ ​‍​ ​‍​‍‌‌​ ‌‌‌​‌​​‍ ‍‌ ​‍‌‍ ‌ ‌ ‌ ​ ​‍‌‌​ ‌‌‌​​‍‌‌ ‌‍‍ ‌‍‌‌‌ ‍‌​‍‌‌​ ​ ‌​‌​​‍‌‌​ ​ ‌​‌​​‍‌‌​ ​‍​ ​‍‌‍‌‌‌‍‌‌​ ​​​ ​‍‌‍‌‍​ ‌​​ ​ ​ ‌​‌‍​‌‌‍​ ​ ​‍​ ​ ​‍‌‌​ ​‍​ ​‍​‍‌‌​ ‌‌‌​‌​​‍ ‍‌ ‌‍‌‍​‌‌‍ ​‌ ‌‌‌‍‌‌​‍‌‌​ ‌‌‌​​‍‌‌ ‌‍‍ ‌‍‌‌‌ ‍‌​‍‌‌​ ​ ‌​‌​​‍‌‌​ ​ ‌​‌​​‍‌‌​ ​‍​ ​‍​ ‌ ​ ‌‌​ ‌‍‌‍‌‍​ ‌​‌‍‌​‌‍​ ‌‍​‍​ ‌‌‌‍​‍​ ‌​​ ‌ ​‍‌‌​ ​‍​ ​‍​‍‌‌​ ‌‌‌​‌​​‍ ‍‌‍​ ‌‍‍​‌‍‍‌‌‍ ​‌‍‌​‌ ​‍‌‍‌‌‌‍ ‍​‍‌‌​ ‌‌‌​​‍‌‌ ‌‍‍ ‌‍‌‌‌ ‍‌​‍‌‌​ ​ ‌​‌​​‍‌‌​ ​ ‌​‌​​‍‌‌​ ​‍​ ​‍​ ‌ ​ ​​‌‍‌‌​ ‍​​ ​ ‌‍​‍‌‍​‌​ ‌ ​ ‌​​ ‌ ​ ‌‍‌‍‌​​‍‌‌​ ​‍​ ​‍​‍‌‌​ ‌‌‌​‌​​‍ ‍‌ ‌​‌‍‌‌‌ ‍​‌ ‌​​‍‌‍‌ ​​‌‍‌‌‌ ​‍‌ ​ ‌ ​​‌‍‌‌‌‍​ ‌ ‌​‌‍‍‌‌ ‌‍‌‍‌‌​ ‌‌ ​​‌ ‌‌‌‍​‍‌‍ ​‌‍‍‌‌ ​ ‌‍‍​‌‍‌‌‌‍‌​​‍​‍‌ ‌
Revenue
An FSL raises an average of ​​​​‌ ‍ ​‍​‍‌‍ ‌ ​‍‌‍‍‌‌‍‌ ‌‍‍‌‌‍ ‍​‍​‍​ ‍‍​‍​‍‌ ​ ‌‍​‌‌‍ ‍‌‍‍‌‌ ‌​‌ ‍‌​‍ ‍‌‍‍‌‌‍ ​‍​‍​‍ ​​‍​‍‌‍‍​‌ ​‍‌‍‌‌‌‍‌‍​‍​‍​ ‍‍​‍​‍‌‍‍​‌ ‌​‌ ‌​‌ ​​​ ‍‍​‍ ​‍ ‌‍ ​‌‍ ‌‍​ ‌‍​‌‌‍ ​‌‍‍​‌‍ ‌ ​ ‌ ‌​​ ‍‍​ ​ ​ ​ ​ ​ ​ ​ ​‍ ‌‍‍‌‌‍ ‍‌ ‌​‌‍‌‌‌‍ ‍‌ ‌​​‍ ‌‍‌‌‌‍‌​‌‍‍‌‌ ‌​​‍ ‌‍ ‌‌‍ ‌‍‌​‌‍‌‌​ ‌‌ ​​‌ ​‍‌‍‌‌‌ ​ ‌‍‌‌‌‍ ‍‌ ‌​‌‍​‌‌ ‌​‌‍‍‌‌‍ ‌‍ ‍​ ‍ ‌‍‍‌‌‍‌​​ ‌​ ​ ​ ​‍​ ​​‌‍‌​​ ​​‌‍‌‌​ ‍​‌‍​‌​‍ ‌​ ‌​​ ​‌​ ​‍‌‍​‌​‍ ‌​ ‌​​ ‌​​ ‌‌​ ​ ​‍ ‌‌‍​‍​ ​‌​ ‌​​ ​ ​‍ ‌​ ‌‍‌‍‌‌‌‍‌‌‌‍‌​​ ‌ ‌‍​‍‌‍​ ‌‍​‌‌‍‌‍​ ‌‌‌‍​ ‌‍‌‍​ ‍ ‌ ‌​‌ ‍‌‌ ​​‌‍‌‌​ ‌‌‍ ‍‌‍‌‌‌ ‌ ‌ ​ ​ ‍ ‌ ​​‌‍​‌‌ ‌​‌‍‍​​ ‌‌‍​ ‌‍ ‌‍ ‍‌ ‌​‌‍‌‌‌‍ ‍‌ ‌​​‍‌‌​ ‌‌‌​​‍‌‌ ‌‍‍ ‌‍‌‌‌ ‍‌​‍‌‌​ ​ ‌​‌​​‍‌‌​ ​ ‌​‌​​‍‌‌​ ​‍​ ​‍​ ‌​​ ‍​​ ​‌​ ​ ​ ​‌​ ​ ​ ‌ ‌‍​ ​ ​‌​ ‌​​ ​ ‌‍​‌​‍‌‌​ ​‍​ ​‍​‍‌‌​ ‌‌‌​‌​​‍ ‍‌ ​‍‌‍ ‌ ‌ ‌ ​ ​‍‌‌​ ‌‌‌​​‍‌‌ ‌‍‍ ‌‍‌‌‌ ‍‌​‍‌‌​ ​ ‌​‌​​‍‌‌​ ​ ‌​‌​​‍‌‌​ ​‍​ ​‍​ ‌‌‌‍‌‌​ ‍‌​ ‌ ​ ‌‌​ ‍‌​ ‍​‌‍‌‌​ ‌‌​ ​‍​ ‍​‌‍‌​​‍‌‌​ ​‍​ ​‍​‍‌‌​ ‌‌‌​‌​​‍ ‍‌ ‌‍‌‍​‌‌‍ ​‌ ‌‌‌‍‌‌​‍‌‌​ ‌‌‌​​‍‌‌ ‌‍‍ ‌‍‌‌‌ ‍‌​‍‌‌​ ​ ‌​‌​​‍‌‌​ ​ ‌​‌​​‍‌‌​ ​‍​ ​‍​ ​ ‌‍‌‌​ ​ ​ ‌‌​ ‍​​ ‌‍​ ‍‌‌‍‌‌​ ‌‌​ ‌‌‌‍‌‍‌‍‌​​‍‌‌​ ​‍​ ​‍​‍‌‌​ ‌‌‌​‌​​‍ ‍‌‍​ ‌‍‍​‌‍‍‌‌‍ ​‌‍‌​‌ ​‍‌‍‌‌‌‍ ‍​‍‌‌​ ‌‌‌​​‍‌‌ ‌‍‍ ‌‍‌‌‌ ‍‌​‍‌‌​ ​ ‌​‌​​‍‌‌​ ​ ‌​‌​​‍‌‌​ ​‍​ ​‍‌‍​‍‌‍​‌‌‍​‍​ ​‍​ ​​​ ​​​ ‍‌​ ​ ​ ‍​​ ​​‌‍​ ‌‍​‌​‍‌‌​ ​‍​ ​‍​‍‌‌​ ‌‌‌​‌​​‍ ‍‌ ‌​‌‍‌‌‌ ‍​‌ ‌​​ ‌‍​‍‌‍​‌‌ ​ ‌‍‌‌‌‌‌‌‌ ​‍‌‍ ​​ ‌‌‍‍​‌ ‌​‌ ‌​‌ ​​​‍‌‌​ ​ ‌​​‌​‍‌‌​ ​‍‌​‌‍​‍‌‌​ ​‍‌​‌‍‌‍ ​‌‍ ‌‍​ ‌‍​‌‌‍ ​‌‍‍​‌‍ ‌ ​ ‌ ‌​​‍‌‌​ ​ ‌​​‌​ ​ ​ ​ ​ ​ ​ ​ ​‍‌‍‌‍‍‌‌‍‌​​ ‌​ ​ ​ ​‍​ ​​‌‍‌​​ ​​‌‍‌‌​ ‍​‌‍​‌​‍ ‌​ ‌​​ ​‌​ ​‍‌‍​‌​‍ ‌​ ‌​​ ‌​​ ‌‌​ ​ ​‍ ‌‌‍​‍​ ​‌​ ‌​​ ​ ​‍ ‌​ ‌‍‌‍‌‌‌‍‌‌‌‍‌​​ ‌ ‌‍​‍‌‍​ ‌‍​‌‌‍‌‍​ ‌‌‌‍​ ‌‍‌‍​‍‌‍‌ ‌​‌ ‍‌‌ ​​‌‍‌‌​ ‌‌‍ ‍‌‍‌‌‌ ‌ ‌ ​ ​‍‌‍‌ ​​‌‍​‌‌ ‌​‌‍‍​​ ‌‌‍​ ‌‍ ‌‍ ‍‌ ‌​‌‍‌‌‌‍ ‍‌ ‌​​‍‌‌​ ‌‌‌​​‍‌‌ ‌‍‍ ‌‍‌‌‌ ‍‌​‍‌‌​ ​ ‌​‌​​‍‌‌​ ​ ‌​‌​​‍‌‌​ ​‍​ ​‍​ ‌​​ ‍​​ ​‌​ ​ ​ ​‌​ ​ ​ ‌ ‌‍​ ​ ​‌​ ‌​​ ​ ‌‍​‌​‍‌‌​ ​‍​ ​‍​‍‌‌​ ‌‌‌​‌​​‍ ‍‌ ​‍‌‍ ‌ ‌ ‌ ​ ​‍‌‌​ ‌‌‌​​‍‌‌ ‌‍‍ ‌‍‌‌‌ ‍‌​‍‌‌​ ​ ‌​‌​​‍‌‌​ ​ ‌​‌​​‍‌‌​ ​‍​ ​‍​ ‌‌‌‍‌‌​ ‍‌​ ‌ ​ ‌‌​ ‍‌​ ‍​‌‍‌‌​ ‌‌​ ​‍​ ‍​‌‍‌​​‍‌‌​ ​‍​ ​‍​‍‌‌​ ‌‌‌​‌​​‍ ‍‌ ‌‍‌‍​‌‌‍ ​‌ ‌‌‌‍‌‌​‍‌‌​ ‌‌‌​​‍‌‌ ‌‍‍ ‌‍‌‌‌ ‍‌​‍‌‌​ ​ ‌​‌​​‍‌‌​ ​ ‌​‌​​‍‌‌​ ​‍​ ​‍​ ​ ‌‍‌‌​ ​ ​ ‌‌​ ‍​​ ‌‍​ ‍‌‌‍‌‌​ ‌‌​ ‌‌‌‍‌‍‌‍‌​​‍‌‌​ ​‍​ ​‍​‍‌‌​ ‌‌‌​‌​​‍ ‍‌‍​ ‌‍‍​‌‍‍‌‌‍ ​‌‍‌​‌ ​‍‌‍‌‌‌‍ ‍​‍‌‌​ ‌‌‌​​‍‌‌ ‌‍‍ ‌‍‌‌‌ ‍‌​‍‌‌​ ​ ‌​‌​​‍‌‌​ ​ ‌​‌​​‍‌‌​ ​‍​ ​‍‌‍​‍‌‍​‌‌‍​‍​ ​‍​ ​​​ ​​​ ‍‌​ ​ ​ ‍​​ ​​‌‍​ ‌‍​‌​‍‌‌​ ​‍​ ​‍​‍‌‌​ ‌‌‌​‌​​‍ ‍‌ ‌​‌‍‌‌‌ ‍​‌ ‌​​‍‌‍‌ ​​‌‍‌‌‌ ​‍‌ ​ ‌ ​​‌‍‌‌‌‍​ ‌ ‌​‌‍‍‌‌ ‌‍‌‍‌‌​ ‌‌ ​​‌ ‌‌‌‍​‍‌‍ ​‌‍‍‌‌ ​ ‌‍‍​‌‍‌‌‌‍‌​​‍​‍‌ ‌$13 billion per year​​​​‌ ‍ ​‍​‍‌‍ ‌ ​‍‌‍‍‌‌‍‌ ‌‍‍‌‌‍ ‍​‍​‍​ ‍‍​‍​‍‌ ​ ‌‍​‌‌‍ ‍‌‍‍‌‌ ‌​‌ ‍‌​‍ ‍‌‍‍‌‌‍ ​‍​‍​‍ ​​‍​‍‌‍‍​‌ ​‍‌‍‌‌‌‍‌‍​‍​‍​ ‍‍​‍​‍‌‍‍​‌ ‌​‌ ‌​‌ ​​​ ‍‍​‍ ​‍ ‌‍ ​‌‍ ‌‍​ ‌‍​‌‌‍ ​‌‍‍​‌‍ ‌ ​ ‌ ‌​​ ‍‍​ ​ ​ ​ ​ ​ ​ ​ ​‍ ‌‍‍‌‌‍ ‍‌ ‌​‌‍‌‌‌‍ ‍‌ ‌​​‍ ‌‍‌‌‌‍‌​‌‍‍‌‌ ‌​​‍ ‌‍ ‌‌‍ ‌‍‌​‌‍‌‌​ ‌‌ ​​‌ ​‍‌‍‌‌‌ ​ ‌‍‌‌‌‍ ‍‌ ‌​‌‍​‌‌ ‌​‌‍‍‌‌‍ ‌‍ ‍​ ‍ ‌‍‍‌‌‍‌​​ ‌​ ​ ​ ​‍​ ​​‌‍‌​​ ​​‌‍‌‌​ ‍​‌‍​‌​‍ ‌​ ‌​​ ​‌​ ​‍‌‍​‌​‍ ‌​ ‌​​ ‌​​ ‌‌​ ​ ​‍ ‌‌‍​‍​ ​‌​ ‌​​ ​ ​‍ ‌​ ‌‍‌‍‌‌‌‍‌‌‌‍‌​​ ‌ ‌‍​‍‌‍​ ‌‍​‌‌‍‌‍​ ‌‌‌‍​ ‌‍‌‍​ ‍ ‌ ‌​‌ ‍‌‌ ​​‌‍‌‌​ ‌‌‍ ‍‌‍‌‌‌ ‌ ‌ ​ ​ ‍ ‌ ​​‌‍​‌‌ ‌​‌‍‍​​ ‌‌‍​ ‌‍ ‌‍ ‍‌ ‌​‌‍‌‌‌‍ ‍‌ ‌​​‍‌‌​ ‌‌‌​​‍‌‌ ‌‍‍ ‌‍‌‌‌ ‍‌​‍‌‌​ ​ ‌​‌​​‍‌‌​ ​ ‌​‌​​‍‌‌​ ​‍​ ​‍​ ‌​​ ‍​​ ​‌​ ​ ​ ​‌​ ​ ​ ‌ ‌‍​ ​ ​‌​ ‌​​ ​ ‌‍​‌​‍‌‌​ ​‍​ ​‍​‍‌‌​ ‌‌‌​‌​​‍ ‍‌ ​‍‌‍ ‌ ‌ ‌ ​ ​‍‌‌​ ‌‌‌​​‍‌‌ ‌‍‍ ‌‍‌‌‌ ‍‌​‍‌‌​ ​ ‌​‌​​‍‌‌​ ​ ‌​‌​​‍‌‌​ ​‍​ ​‍​ ‌‌‌‍‌‌​ ‍‌​ ‌ ​ ‌‌​ ‍‌​ ‍​‌‍‌‌​ ‌‌​ ​‍​ ‍​‌‍‌​​‍‌‌​ ​‍​ ​‍​‍‌‌​ ‌‌‌​‌​​‍ ‍‌ ‌‍‌‍​‌‌‍ ​‌ ‌‌‌‍‌‌​‍‌‌​ ‌‌‌​​‍‌‌ ‌‍‍ ‌‍‌‌‌ ‍‌​‍‌‌​ ​ ‌​‌​​‍‌‌​ ​ ‌​‌​​‍‌‌​ ​‍​ ​‍​ ​ ‌‍‌‌​ ​ ​ ‌‌​ ‍​​ ‌‍​ ‍‌‌‍‌‌​ ‌‌​ ‌‌‌‍‌‍‌‍‌​​‍‌‌​ ​‍​ ​‍​‍‌‌​ ‌‌‌​‌​​‍ ‍‌‍​ ‌‍‍​‌‍‍‌‌‍ ​‌‍‌​‌ ​‍‌‍‌‌‌‍ ‍​‍‌‌​ ‌‌‌​​‍‌‌ ‌‍‍ ‌‍‌‌‌ ‍‌​‍‌‌​ ​ ‌​‌​​‍‌‌​ ​ ‌​‌​​‍‌‌​ ​‍​ ​‍‌‍​ ​ ​ ​ ‍​​ ‌ ‌‍​‌‌‍​‍​ ​‍​ ‌‌‌‍​‌‌‍‌‍‌‍​‍​ ​ ​‍‌‌​ ​‍​ ​‍​‍‌‌​ ‌‌‌​‌​​‍ ‍‌ ‌​‌‍‌‌‌ ‍​‌ ‌​​ ‌‍​‍‌‍​‌‌ ​ ‌‍‌‌‌‌‌‌‌ ​‍‌‍ ​​ ‌‌‍‍​‌ ‌​‌ ‌​‌ ​​​‍‌‌​ ​ ‌​​‌​‍‌‌​ ​‍‌​‌‍​‍‌‌​ ​‍‌​‌‍‌‍ ​‌‍ ‌‍​ ‌‍​‌‌‍ ​‌‍‍​‌‍ ‌ ​ ‌ ‌​​‍‌‌​ ​ ‌​​‌​ ​ ​ ​ ​ ​ ​ ​ ​‍‌‍‌‍‍‌‌‍‌​​ ‌​ ​ ​ ​‍​ ​​‌‍‌​​ ​​‌‍‌‌​ ‍​‌‍​‌​‍ ‌​ ‌​​ ​‌​ ​‍‌‍​‌​‍ ‌​ ‌​​ ‌​​ ‌‌​ ​ ​‍ ‌‌‍​‍​ ​‌​ ‌​​ ​ ​‍ ‌​ ‌‍‌‍‌‌‌‍‌‌‌‍‌​​ ‌ ‌‍​‍‌‍​ ‌‍​‌‌‍‌‍​ ‌‌‌‍​ ‌‍‌‍​‍‌‍‌ ‌​‌ ‍‌‌ ​​‌‍‌‌​ ‌‌‍ ‍‌‍‌‌‌ ‌ ‌ ​ ​‍‌‍‌ ​​‌‍​‌‌ ‌​‌‍‍​​ ‌‌‍​ ‌‍ ‌‍ ‍‌ ‌​‌‍‌‌‌‍ ‍‌ ‌​​‍‌‌​ ‌‌‌​​‍‌‌ ‌‍‍ ‌‍‌‌‌ ‍‌​‍‌‌​ ​ ‌​‌​​‍‌‌​ ​ ‌​‌​​‍‌‌​ ​‍​ ​‍​ ‌​​ ‍​​ ​‌​ ​ ​ ​‌​ ​ ​ ‌ ‌‍​ ​ ​‌​ ‌​​ ​ ‌‍​‌​‍‌‌​ ​‍​ ​‍​‍‌‌​ ‌‌‌​‌​​‍ ‍‌ ​‍‌‍ ‌ ‌ ‌ ​ ​‍‌‌​ ‌‌‌​​‍‌‌ ‌‍‍ ‌‍‌‌‌ ‍‌​‍‌‌​ ​ ‌​‌​​‍‌‌​ ​ ‌​‌​​‍‌‌​ ​‍​ ​‍​ ‌‌‌‍‌‌​ ‍‌​ ‌ ​ ‌‌​ ‍‌​ ‍​‌‍‌‌​ ‌‌​ ​‍​ ‍​‌‍‌​​‍‌‌​ ​‍​ ​‍​‍‌‌​ ‌‌‌​‌​​‍ ‍‌ ‌‍‌‍​‌‌‍ ​‌ ‌‌‌‍‌‌​‍‌‌​ ‌‌‌​​‍‌‌ ‌‍‍ ‌‍‌‌‌ ‍‌​‍‌‌​ ​ ‌​‌​​‍‌‌​ ​ ‌​‌​​‍‌‌​ ​‍​ ​‍​ ​ ‌‍‌‌​ ​ ​ ‌‌​ ‍​​ ‌‍​ ‍‌‌‍‌‌​ ‌‌​ ‌‌‌‍‌‍‌‍‌​​‍‌‌​ ​‍​ ​‍​‍‌‌​ ‌‌‌​‌​​‍ ‍‌‍​ ‌‍‍​‌‍‍‌‌‍ ​‌‍‌​‌ ​‍‌‍‌‌‌‍ ‍​‍‌‌​ ‌‌‌​​‍‌‌ ‌‍‍ ‌‍‌‌‌ ‍‌​‍‌‌​ ​ ‌​‌​​‍‌‌​ ​ ‌​‌​​‍‌‌​ ​‍​ ​‍‌‍​ ​ ​ ​ ‍​​ ‌ ‌‍​‌‌‍​‍​ ​‍​ ‌‌‌‍​‌‌‍‌‍‌‍​‍​ ​ ​‍‌‌​ ​‍​ ​‍​‍‌‌​ ‌‌‌​‌​​‍ ‍‌ ‌​‌‍‌‌‌ ‍​‌ ‌​​‍‌‍‌ ​​‌‍‌‌‌ ​‍‌ ​ ‌ ​​‌‍‌‌‌‍​ ‌ ‌​‌‍‍‌‌ ‌‍‌‍‌‌​ ‌‌ ​​‌ ‌‌‌‍​‍‌‍ ​‌‍‍‌‌ ​ ‌‍‍​‌‍‌‌‌‍‌​​‍​‍‌ ‌
(2026–2050)​​​​‌ ‍ ​‍​‍‌‍ ‌ ​‍‌‍‍‌‌‍‌ ‌‍‍‌‌‍ ‍​‍​‍​ ‍‍​‍​‍‌ ​ ‌‍​‌‌‍ ‍‌‍‍‌‌ ‌​‌ ‍‌​‍ ‍‌‍‍‌‌‍ ​‍​‍​‍ ​​‍​‍‌‍‍​‌ ​‍‌‍‌‌‌‍‌‍​‍​‍​ ‍‍​‍​‍‌‍‍​‌ ‌​‌ ‌​‌ ​​​ ‍‍​‍ ​‍ ‌‍ ​‌‍ ‌‍​ ‌‍​‌‌‍ ​‌‍‍​‌‍ ‌ ​ ‌ ‌​​ ‍‍​ ​ ​ ​ ​ ​ ​ ​ ​‍ ‌‍‍‌‌‍ ‍‌ ‌​‌‍‌‌‌‍ ‍‌ ‌​​‍ ‌‍‌‌‌‍‌​‌‍‍‌‌ ‌​​‍ ‌‍ ‌‌‍ ‌‍‌​‌‍‌‌​ ‌‌ ​​‌ ​‍‌‍‌‌‌ ​ ‌‍‌‌‌‍ ‍‌ ‌​‌‍​‌‌ ‌​‌‍‍‌‌‍ ‌‍ ‍​ ‍ ‌‍‍‌‌‍‌​​ ‌​ ​ ​ ​‍​ ​​‌‍‌​​ ​​‌‍‌‌​ ‍​‌‍​‌​‍ ‌​ ‌​​ ​‌​ ​‍‌‍​‌​‍ ‌​ ‌​​ ‌​​ ‌‌​ ​ ​‍ ‌‌‍​‍​ ​‌​ ‌​​ ​ ​‍ ‌​ ‌‍‌‍‌‌‌‍‌‌‌‍‌​​ ‌ ‌‍​‍‌‍​ ‌‍​‌‌‍‌‍​ ‌‌‌‍​ ‌‍‌‍​ ‍ ‌ ‌​‌ ‍‌‌ ​​‌‍‌‌​ ‌‌‍ ‍‌‍‌‌‌ ‌ ‌ ​ ​ ‍ ‌ ​​‌‍​‌‌ ‌​‌‍‍​​ ‌‌‍​ ‌‍ ‌‍ ‍‌ ‌​‌‍‌‌‌‍ ‍‌ ‌​​‍‌‌​ ‌‌‌​​‍‌‌ ‌‍‍ ‌‍‌‌‌ ‍‌​‍‌‌​ ​ ‌​‌​​‍‌‌​ ​ ‌​‌​​‍‌‌​ ​‍​ ​‍​ ‌​​ ‍​​ ​‌​ ​ ​ ​‌​ ​ ​ ‌ ‌‍​ ​ ​‌​ ‌​​ ​ ‌‍​‌​‍‌‌​ ​‍​ ​‍​‍‌‌​ ‌‌‌​‌​​‍ ‍‌ ​‍‌‍ ‌ ‌ ‌ ​ ​‍‌‌​ ‌‌‌​​‍‌‌ ‌‍‍ ‌‍‌‌‌ ‍‌​‍‌‌​ ​ ‌​‌​​‍‌‌​ ​ ‌​‌​​‍‌‌​ ​‍​ ​‍​ ‌‌‌‍‌‌​ ‍‌​ ‌ ​ ‌‌​ ‍‌​ ‍​‌‍‌‌​ ‌‌​ ​‍​ ‍​‌‍‌​​‍‌‌​ ​‍​ ​‍​‍‌‌​ ‌‌‌​‌​​‍ ‍‌ ‌‍‌‍​‌‌‍ ​‌ ‌‌‌‍‌‌​‍‌‌​ ‌‌‌​​‍‌‌ ‌‍‍ ‌‍‌‌‌ ‍‌​‍‌‌​ ​ ‌​‌​​‍‌‌​ ​ ‌​‌​​‍‌‌​ ​‍​ ​‍​ ​ ‌‍‌‌​ ​ ​ ‌‌​ ‍​​ ‌‍​ ‍‌‌‍‌‌​ ‌‌​ ‌‌‌‍‌‍‌‍‌​​‍‌‌​ ​‍​ ​‍​‍‌‌​ ‌‌‌​‌​​‍ ‍‌‍​ ‌‍‍​‌‍‍‌‌‍ ​‌‍‌​‌ ​‍‌‍‌‌‌‍ ‍​‍‌‌​ ‌‌‌​​‍‌‌ ‌‍‍ ‌‍‌‌‌ ‍‌​‍‌‌​ ​ ‌​‌​​‍‌‌​ ​ ‌​‌​​‍‌‌​ ​‍​ ​‍‌‍‌‌‌‍‌‍​ ‍‌​ ​​​ ‌​​ ​‍​ ‌ ​ ‍​​ ​‌​ ​​​ ​​​ ‌ ​‍‌‌​ ​‍​ ​‍​‍‌‌​ ‌‌‌​‌​​‍ ‍‌ ‌​‌‍‌‌‌ ‍​‌ ‌​​ ‌‍​‍‌‍​‌‌ ​ ‌‍‌‌‌‌‌‌‌ ​‍‌‍ ​​ ‌‌‍‍​‌ ‌​‌ ‌​‌ ​​​‍‌‌​ ​ ‌​​‌​‍‌‌​ ​‍‌​‌‍​‍‌‌​ ​‍‌​‌‍‌‍ ​‌‍ ‌‍​ ‌‍​‌‌‍ ​‌‍‍​‌‍ ‌ ​ ‌ ‌​​‍‌‌​ ​ ‌​​‌​ ​ ​ ​ ​ ​ ​ ​ ​‍‌‍‌‍‍‌‌‍‌​​ ‌​ ​ ​ ​‍​ ​​‌‍‌​​ ​​‌‍‌‌​ ‍​‌‍​‌​‍ ‌​ ‌​​ ​‌​ ​‍‌‍​‌​‍ ‌​ ‌​​ ‌​​ ‌‌​ ​ ​‍ ‌‌‍​‍​ ​‌​ ‌​​ ​ ​‍ ‌​ ‌‍‌‍‌‌‌‍‌‌‌‍‌​​ ‌ ‌‍​‍‌‍​ ‌‍​‌‌‍‌‍​ ‌‌‌‍​ ‌‍‌‍​‍‌‍‌ ‌​‌ ‍‌‌ ​​‌‍‌‌​ ‌‌‍ ‍‌‍‌‌‌ ‌ ‌ ​ ​‍‌‍‌ ​​‌‍​‌‌ ‌​‌‍‍​​ ‌‌‍​ ‌‍ ‌‍ ‍‌ ‌​‌‍‌‌‌‍ ‍‌ ‌​​‍‌‌​ ‌‌‌​​‍‌‌ ‌‍‍ ‌‍‌‌‌ ‍‌​‍‌‌​ ​ ‌​‌​​‍‌‌​ ​ ‌​‌​​‍‌‌​ ​‍​ ​‍​ ‌​​ ‍​​ ​‌​ ​ ​ ​‌​ ​ ​ ‌ ‌‍​ ​ ​‌​ ‌​​ ​ ‌‍​‌​‍‌‌​ ​‍​ ​‍​‍‌‌​ ‌‌‌​‌​​‍ ‍‌ ​‍‌‍ ‌ ‌ ‌ ​ ​‍‌‌​ ‌‌‌​​‍‌‌ ‌‍‍ ‌‍‌‌‌ ‍‌​‍‌‌​ ​ ‌​‌​​‍‌‌​ ​ ‌​‌​​‍‌‌​ ​‍​ ​‍​ ‌‌‌‍‌‌​ ‍‌​ ‌ ​ ‌‌​ ‍‌​ ‍​‌‍‌‌​ ‌‌​ ​‍​ ‍​‌‍‌​​‍‌‌​ ​‍​ ​‍​‍‌‌​ ‌‌‌​‌​​‍ ‍‌ ‌‍‌‍​‌‌‍ ​‌ ‌‌‌‍‌‌​‍‌‌​ ‌‌‌​​‍‌‌ ‌‍‍ ‌‍‌‌‌ ‍‌​‍‌‌​ ​ ‌​‌​​‍‌‌​ ​ ‌​‌​​‍‌‌​ ​‍​ ​‍​ ​ ‌‍‌‌​ ​ ​ ‌‌​ ‍​​ ‌‍​ ‍‌‌‍‌‌​ ‌‌​ ‌‌‌‍‌‍‌‍‌​​‍‌‌​ ​‍​ ​‍​‍‌‌​ ‌‌‌​‌​​‍ ‍‌‍​ ‌‍‍​‌‍‍‌‌‍ ​‌‍‌​‌ ​‍‌‍‌‌‌‍ ‍​‍‌‌​ ‌‌‌​​‍‌‌ ‌‍‍ ‌‍‌‌‌ ‍‌​‍‌‌​ ​ ‌​‌​​‍‌‌​ ​ ‌​‌​​‍‌‌​ ​‍​ ​‍‌‍‌‌‌‍‌‍​ ‍‌​ ​​​ ‌​​ ​‍​ ‌ ​ ‍​​ ​‌​ ​​​ ​​​ ‌ ​‍‌‌​ ​‍​ ​‍​‍‌‌​ ‌‌‌​‌​​‍ ‍‌ ‌​‌‍‌‌‌ ‍​‌ ‌​​‍‌‍‌ ​​‌‍‌‌‌ ​‍‌ ​ ‌ ​​‌‍‌‌‌‍​ ‌ ‌​‌‍‍‌‌ ‌‍‌‍‌‌​ ‌‌ ​​‌ ‌‌‌‍​‍‌‍ ​‌‍‍‌‌ ​ ‌‍‍​‌‍‌‌‌‍‌​​‍​‍‌ ‌